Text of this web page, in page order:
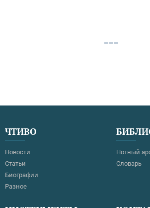
ЧТИВО
Новости
Статьи
Биографии
Разное
Нотный
Словарь